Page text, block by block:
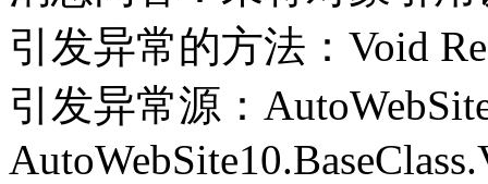
引发异常的方法：Void
引发异常源：